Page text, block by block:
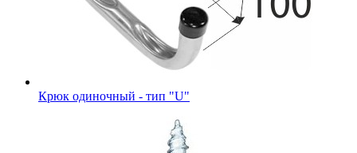
Крюк одиночный - тип "U"